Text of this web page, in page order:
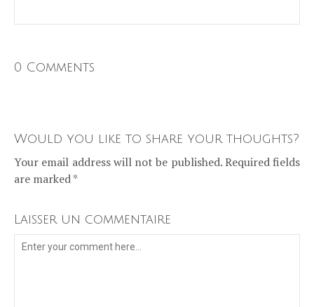
0 Comments
Would you like to share your thoughts?
Your email address will not be published. Required fields
are marked *
Laisser un commentaire